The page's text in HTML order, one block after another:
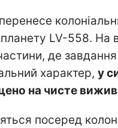
планету LV-558. На
де
характер, у
на чисте
посеред